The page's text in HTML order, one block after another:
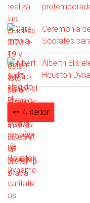
Ceremonia
Sócrates
Alberth Elis
Houston
Anterior